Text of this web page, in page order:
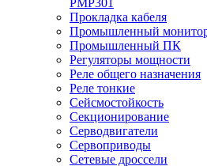
PMP301
Прокладка кабеля
Промышленный
Промышленный ПК
Регуляторы мощности
Реле общего назначения
Реле тонкие
Сейсмостойкость
Секционирование
Серводвигатели
Сервоприводы
Сетевые дроссели